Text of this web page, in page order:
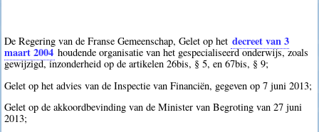
De Regering van de Franse Gemeenschap, Gelet op het decreet van 3
maart 2004 houdende organisatie van het gespecialiseerd onderwijs, zoals
gewijzigd, inzonderheid op de artikelen 26bis, § 5, en 67bis, § 9;
Gelet op het advies van de Inspectie van Financiën, gegeven op 7 juni 2013;
Gelet op de akkoordbevinding van de Minister van Begroting van 27 juni
2013;